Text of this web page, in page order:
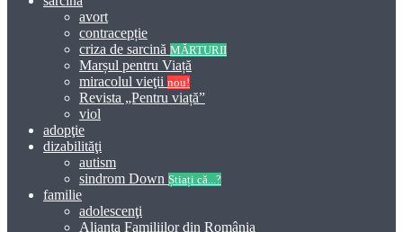
avort
contracepție
criza de sarcină MĂRTURII
Marșul pentru Viață
miracolul vieţii nou!
Revista „Pentru viață”
viol
adopţie
dizabilităţi
autism
sindrom Down Știați că...?
familie
adolescenţi
Alianța Familiilor din România